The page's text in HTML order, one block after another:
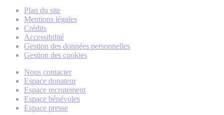
Plan du site
Mentions légales
Crédits
Accessibilité
Gestion des données personnelles
Gestion des cookies
Nous contacter
Espace donateur
Espace recrutement
Espace bénévoles
Espace presse